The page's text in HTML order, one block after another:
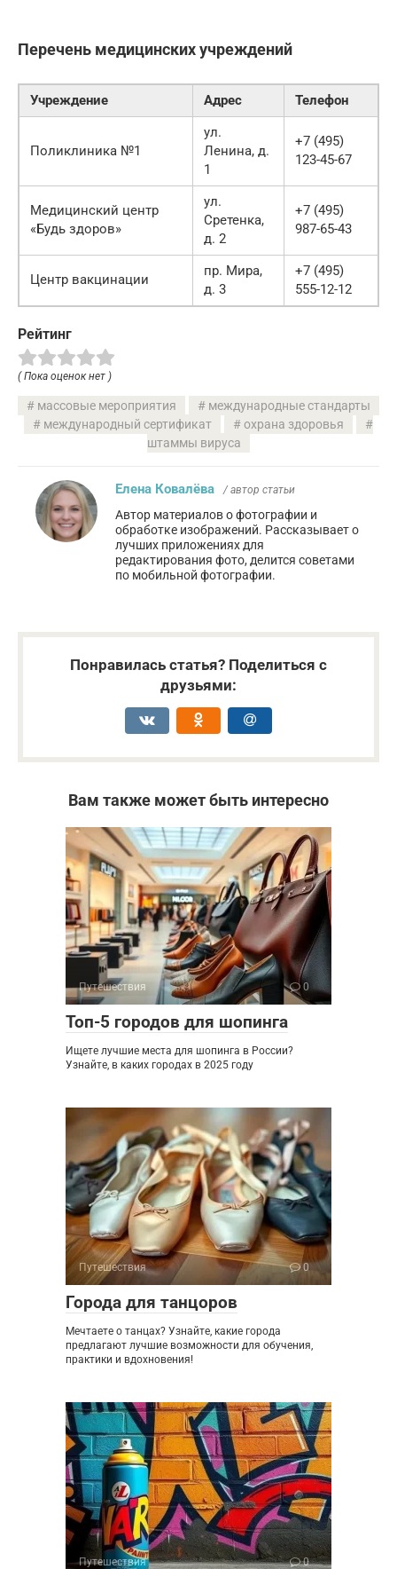
Перечень медицинских учреждений
Учреждение Адрес Телефон
Поликлиника №1
ул.
Ленина, д.
1
+7 (495)
123-45-67
Медицинский центр
«Будь здоров»
ул.
Сретенка,
д. 2
+7 (495)
987-65-43
Центр вакцинации
пр. Мира,
д. 3
+7 (495)
555-12-12
Рейтинг
( Пока оценок нет )
массовые мероприятия
международные стандарты
международный сертификат
охрана здоровья
штаммы вируса
Елена Ковалёва / автор статьи
Автор материалов о фотографии и
обработке изображений. Рассказывает о
лучших приложениях для
редактирования фото, делится советами
по мобильной фотографии.
Понравилась статья? Поделиться с
друзьями:
Вам также может быть интересно
Путешествия 0
Топ-5 городов для шопинга
Ищете лучшие места для шопинга в России?
Узнайте, в каких городах в 2025 году
Путешествия 0
Города для танцоров
Мечтаете о танцах? Узнайте, какие города
предлагают лучшие возможности для обучения,
практики и вдохновения!
Путешествия 0